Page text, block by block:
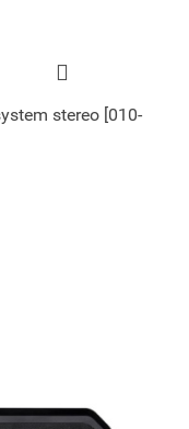
stereo [010-